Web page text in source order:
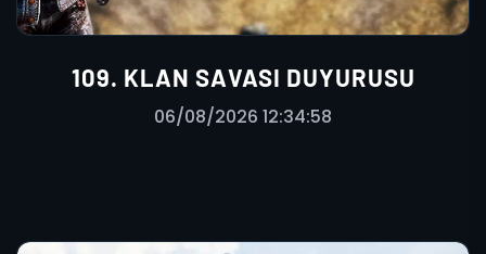
109. KLAN SAVASI DUYURUSU
06/08/2026 12:34:58